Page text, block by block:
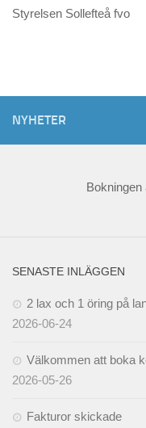
Styrelsen Sollefteå fvo
NYHETER
SENASTE INLÄGGEN
2 lax och 1 öring på
2026-06-24
Välkommen att boka
2026-05-26
Fakturor skickade